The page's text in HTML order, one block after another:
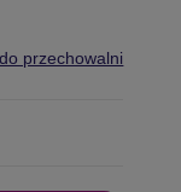
przechowalni